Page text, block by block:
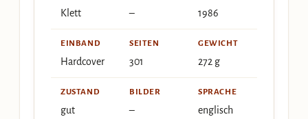
Klett – 1986
EINBAND
Hardcover
SEITEN
301
GEWICHT
272 g
ZUSTAND
gut
BILDER
–
SPRACHE
englisch